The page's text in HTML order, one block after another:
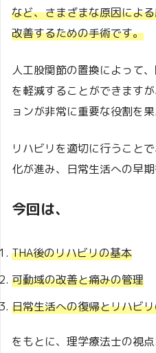
など、さまざまな原因によ
改善するための手術です。
人工股関節の置換によって
を軽減することができます
ョンが非常に重要な役割を果
リハビリを適切に行うこと
化が進み、日常生活への早
今回は、
THA後のリハビリの基本
可動域の改善と痛みの管理
日常生活への復帰とリハビ
をもとに、理学療法士の視